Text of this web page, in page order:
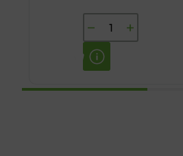
YASENKA
LENISAL
SPREJ
ZELENI